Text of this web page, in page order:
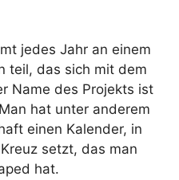
jedes Jahr an einem
teil, das sich mit dem
Name des Projekts ist
hat unter anderem
einen Kalender, in
setzt, das man
hat.